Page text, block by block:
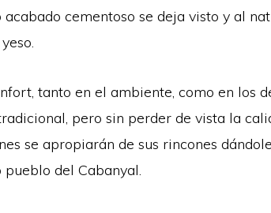
cementoso se deja visto y al
tanto en el ambiente, como en los
pero sin perder de vista la
se apropiarán de sus rincones
del Cabanyal.